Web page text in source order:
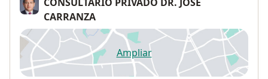
CARRANZA
Ampliarse abre en una nueva